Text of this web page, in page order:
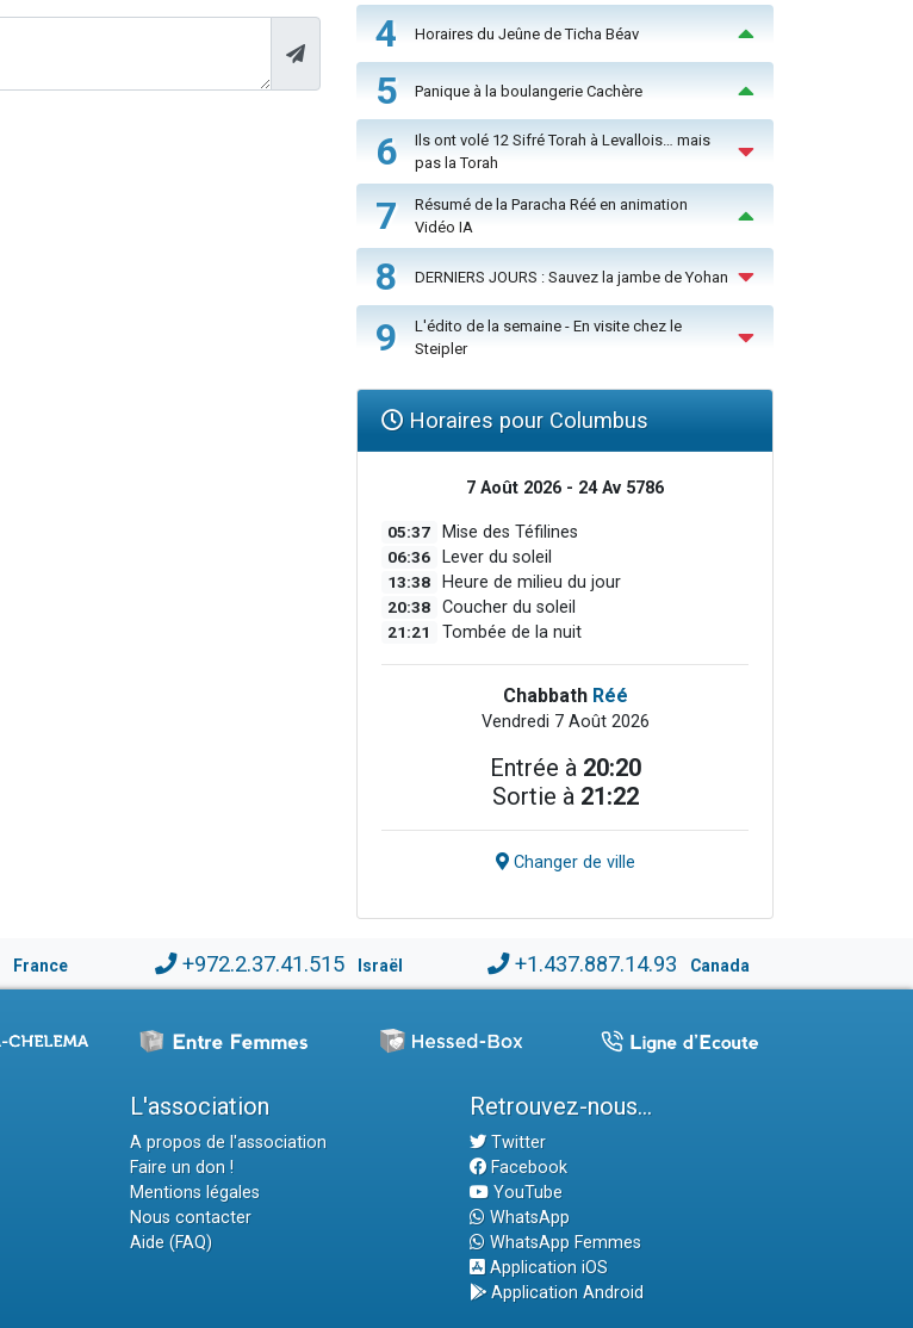
4 Horaires du Jeûne de Ticha Béav
5 Panique à la boulangerie Cachère
6
Ils ont volé 12 Sifré Torah à Levallois… mais
pas la Torah
7
Résumé de la Paracha Réé en animation
Vidéo IA
8 DERNIERS JOURS : Sauvez la jambe de Yohan
9
L'édito de la semaine - En visite chez le
Steipler
Horaires pour Columbus
7 Août 2026 - 24 Av 5786
05:37 Mise des Téfilines
06:36 Lever du soleil
13:38 Heure de milieu du jour
20:38 Coucher du soleil
21:21 Tombée de la nuit
Chabbath Réé
Vendredi 7 Août 2026
Entrée à 20:20
Sortie à 21:22
Changer de ville
France +972.2.37.41.515 Israël +1.437.887.14.93 Canada
L'association
A propos de l'association
Faire un don !
Mentions légales
Nous contacter
Aide (FAQ)
Retrouvez-nous...
Twitter
Facebook
YouTube
WhatsApp
WhatsApp Femmes
Application iOS
Application Android